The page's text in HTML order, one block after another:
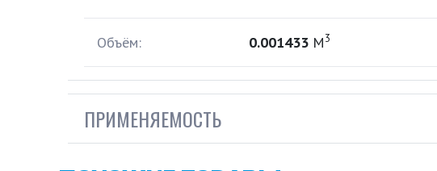
Объём: 0.001433 М3
ПРИМЕНЯЕМОСТЬ